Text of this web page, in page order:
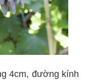
4cm, đường kính